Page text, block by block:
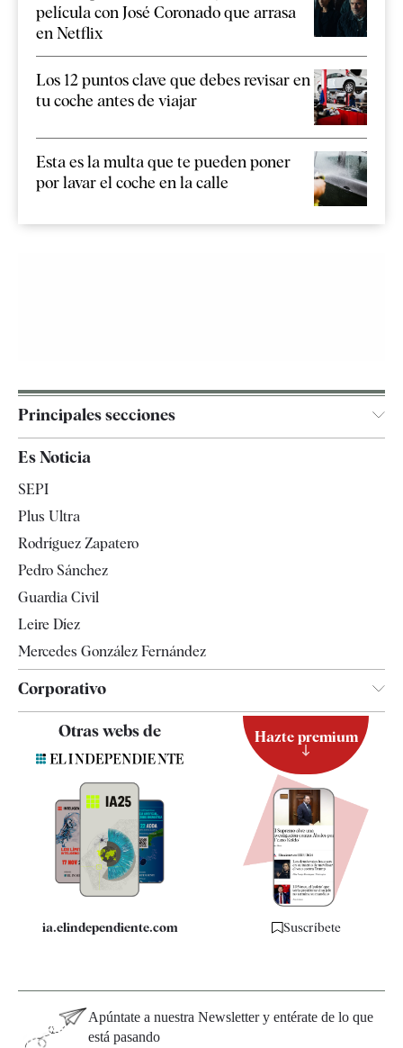
película con José Coronado que arrasa
en Netflix
Los 12 puntos clave que debes revisar en
tu coche antes de viajar
Esta es la multa que te pueden poner
por lavar el coche en la calle
Principales secciones
España
Televisión
Es Noticia
SEPI
Plus Ultra
Rodríguez Zapatero
Pedro Sánchez
Guardia Civil
Leire Díez
Mercedes González Fernández
Corporativo
Contacto
Quiénes somos
Especificaciones
Otras webs de
ia.elindependiente.com
Hazte premium
Suscríbete
Apúntate a nuestra Newsletter y entérate de lo que
está pasando